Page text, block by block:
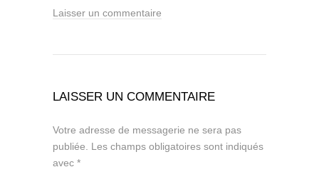
Laisser un commentaire
LAISSER UN COMMENTAIRE
Votre adresse de messagerie ne sera pas
publiée. Les champs obligatoires sont indiqués
avec *